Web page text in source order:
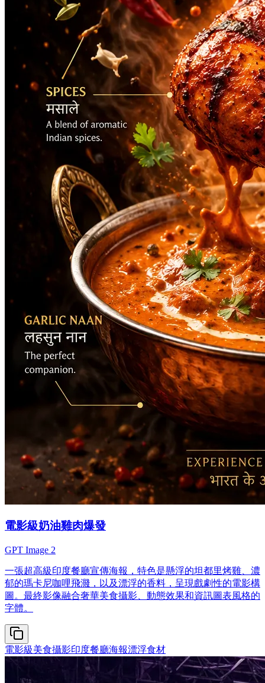
電影級奶油雞肉爆發
GPT Image 2
一張超高級印度餐廳宣傳海報，特色是懸浮的坦都里烤雞、濃
郁的瑪卡尼咖哩飛濺，以及漂浮的香料，呈現戲劇性的電影構
圖。最終影像融合奢華美食攝影、動態效果和資訊圖表風格的
字體。
電影級美食攝影印度餐廳海報漂浮食材